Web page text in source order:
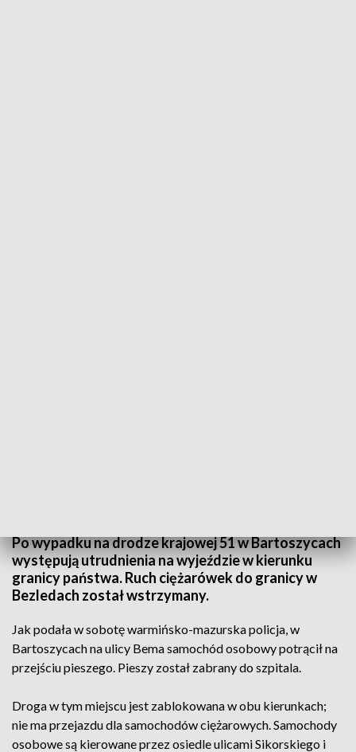
Po wypadku na drodze krajowej 51 w Bartoszycach
występują utrudnienia na wyjeździe w kierunku
granicy państwa. Ruch ciężarówek do granicy w
Bezledach został wstrzymany.
Jak podała w sobotę warmińsko-mazurska policja, w
Bartoszycach na ulicy Bema samochód osobowy potrącił na
przejściu pieszego. Pieszy został zabrany do szpitala.
Droga w tym miejscu jest zablokowana w obu kierunkach;
nie ma przejazdu dla samochodów ciężarowych. Samochody
osobowe są kierowane przez osiedle ulicami Sikorskiego i